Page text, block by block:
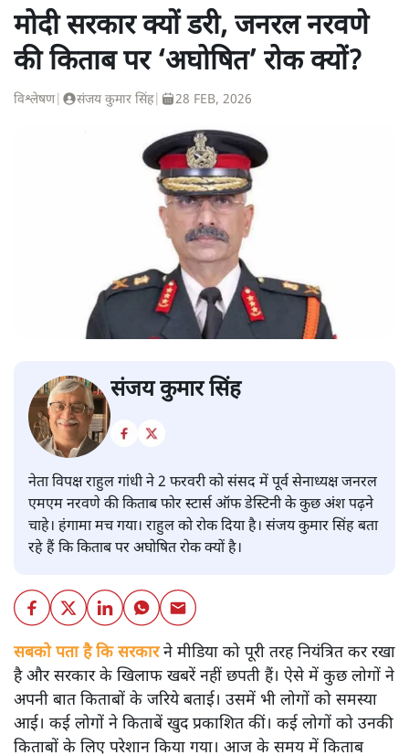
मोदी सरकार क्यों डरी, जनरल नरवणे
की किताब पर ‘अघोषित’ रोक क्यों?
विश्लेषण| संजय कुमार सिंह| 28 FEB, 2026
संजय कुमार सिंह
नेता विपक्ष राहुल गांधी ने 2 फरवरी को संसद में पूर्व सेनाध्यक्ष जनरल
एमएम नरवणे की किताब फोर स्टार्स ऑफ डेस्टिनी के कुछ अंश पढ़ने
चाहे। हंगामा मच गया। राहुल को रोक दिया है। संजय कुमार सिंह बता
रहे हैं कि किताब पर अघोषित रोक क्यों है।
सबको पता है कि सरकारने मीडिया को पूरी तरह नियंत्रित कर रखा
है और सरकार के खिलाफ खबरें नहीं छपती हैं। ऐसे में कुछ लोगों ने
अपनी बात किताबों के जरिये बताई। उसमें भी लोगों को समस्या
आई। कई लोगों ने किताबें खुद प्रकाशित कीं। कई लोगों को उनकी
किताबों के लिए परेशान किया गया। आज के समय में किताब